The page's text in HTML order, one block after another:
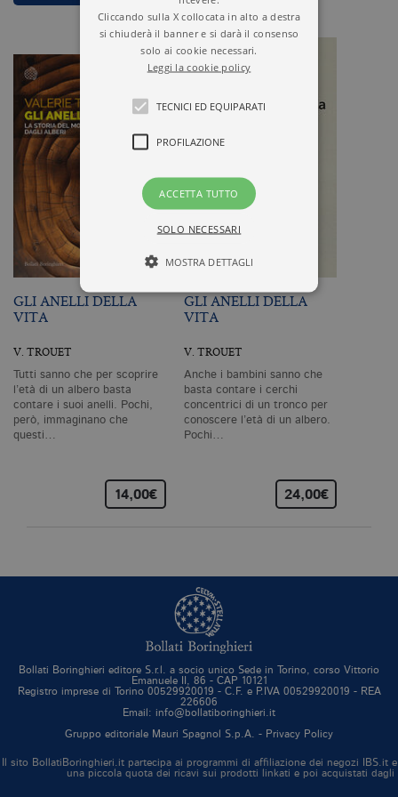
GLI ANELLI DELLA
VITA
V. TROUET
Tutti sanno che per scoprire
l’età di un albero basta
contare i suoi anelli. Pochi,
però, immaginano che
questi…
14,00€
GLI ANELLI DELLA
VITA
V. TROUET
Anche i bambini sanno che
basta contare i cerchi
concentrici di un tronco per
conoscere l’età di un albero.
Pochi…
24,00€
Bollati Boringhieri editore S.r.l. a socio unico Sede in Torino, corso Vittorio
Emanuele II, 86 - CAP 10121
Registro imprese di Torino 00529920019 - C.F. e P.IVA 00529920019 - REA
226606
Email: info@bollatiboringhieri.it
Gruppo editoriale Mauri Spagnol S.p.A. - Privacy Policy
Il sito BollatiBoringhieri.it partecipa ai programmi di affiliazione dei negozi
una piccola quota dei ricavi sui prodotti linkati e poi acquistati
Cliccando sulla X collocata in alto a destra
si chiuderà il banner e si darà il consenso
solo ai cookie necessari.
Leggi la cookie policy
TECNICI ED EQUIPARATI
PROFILAZIONE
ACCETTA TUTTO
SOLO NECESSARI
MOSTRA DETTAGLI
Profilazione
I cookie tecnici sono strettamente
necessari, consentono la funzionalità
del sito Web principale come l'accesso
degli utenti e la gestione dell'account. Il
sito Web non può essere utilizzato
delle condizioni previste dal Garante, i
cookie analitici sono equiparati ai